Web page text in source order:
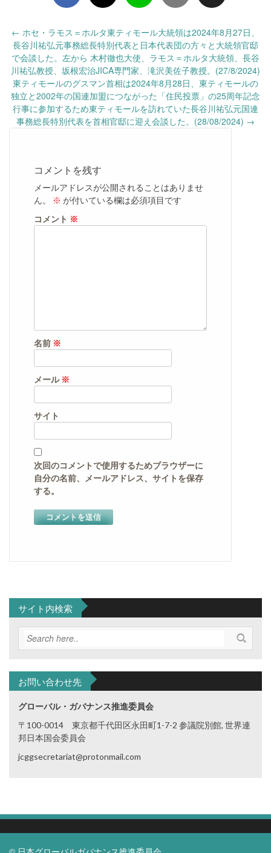
Post
navigation
← ホセ・ラモス＝ホルタ東ティモール大統領は2024年8月27日、
長谷川祐弘元事務総長特別代表と日本代表団の方々と大統領官邸
で会談した。左から 木村徹也大使、ラモス＝ホルタ大統領、長谷
川祐弘教授、坂根宏治JICA専門家、滝沢美佐子教授。(27/8/2024)
東ティモールのグスマン首相は2024年8月28日、東ティモールの
独立と2002年の国連加盟につながった「住民投票」の25周年記念
行事に参加するため東ティモールを訪れていた長谷川祐弘元国連
事務総長特別代表を首相官邸に迎え会談した。(28/08/2024) →
コメントを残す
メールアドレスが公開されることはありませ
ん。
※ が付いている欄は必須項目です
コメント ※
名前 ※
メール ※
サイト
次回のコメントで使用するためブラウザーに
自分の名前、メールアドレス、サイトを保存
する。
サイト内検索
お問い合わせ先
グローバル・ガバナンス推進委員会
〒100-0014 東京都千代田区永田町1-7-2 参議院別館, 世界連
邦日本国会委員会
jcggsecretariat@protonmail.com